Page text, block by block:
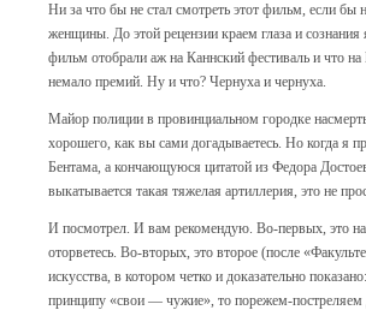
Ни за что бы не стал смотреть этот фильм, если бы
женщины. До этой рецензии краем глаза и
фильм отобрали аж на Каннский фестиваль и что
немало премий. Ну и что? Чернуха и чернуха.
Майор полиции в провинциальном городке
хорошего, как вы сами догадываетесь. Но когда я
Бентама, а кончающуюся цитатой из Федора
выкатывается такая тяжелая артиллерия, это не
И посмотрел. И вам рекомендую. Во-первых, это
оторветесь. Во-вторых, это второе (после
искусства, в котором четко и доказательно
принципу «свои — чужие», то порежем-постреляем